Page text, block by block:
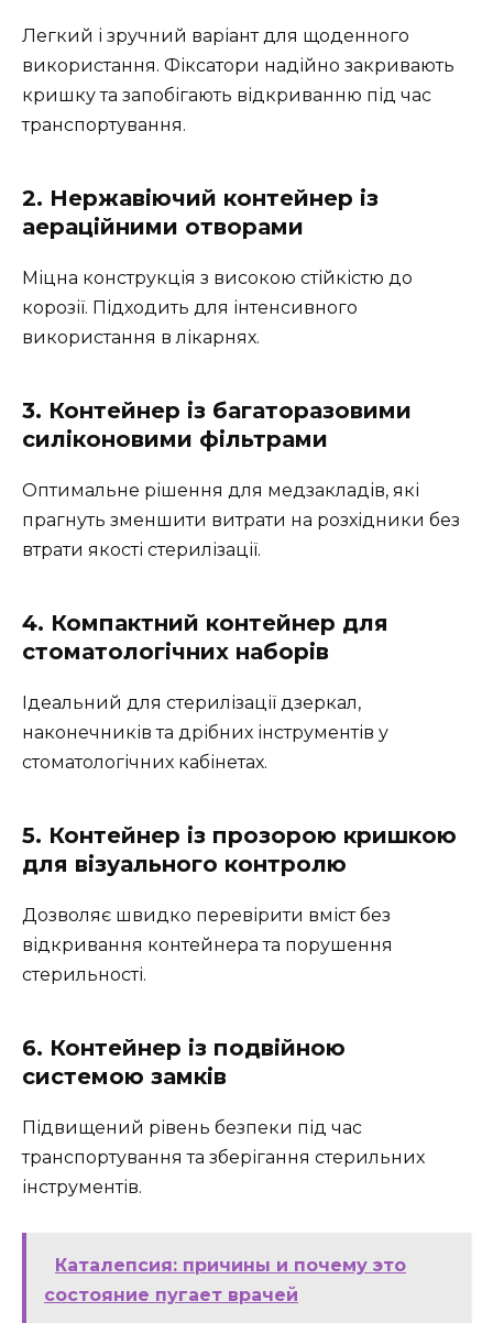
Легкий і зручний варіант для щоденного
використання. Фіксатори надійно закривають
кришку та запобігають відкриванню під час
транспортування.
2. Нержавіючий контейнер із
аераційними отворами
Міцна конструкція з високою стійкістю до
корозії. Підходить для інтенсивного
використання в лікарнях.
3. Контейнер із багаторазовими
силіконовими фільтрами
Оптимальне рішення для медзакладів, які
прагнуть зменшити витрати на розхідники без
втрати якості стерилізації.
4. Компактний контейнер для
стоматологічних наборів
Ідеальний для стерилізації дзеркал,
наконечників та дрібних інструментів у
стоматологічних кабінетах.
5. Контейнер із прозорою кришкою
для візуального контролю
Дозволяє швидко перевірити вміст без
відкривання контейнера та порушення
стерильності.
6. Контейнер із подвійною
системою замків
Підвищений рівень безпеки під час
транспортування та зберігання стерильних
інструментів.
Каталепсия: причины и почему это
состояние пугает врачей